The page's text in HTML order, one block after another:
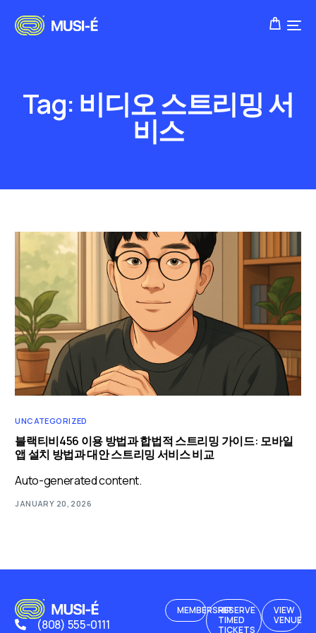
Tag: 비디오 스트리밍 서
비스
UNCATEGORIZED
블랙티비456 이용 방법과 합법적 스트리밍 가이드: 모바일
앱 설치 방법과 대안 스트리밍 서비스 비교
Auto-generated content.
JANUARY 20, 2026
(808) 555-0111
MEMBERSHIPRESERVE
TIMED
TICKETS
VIEW
VENUE